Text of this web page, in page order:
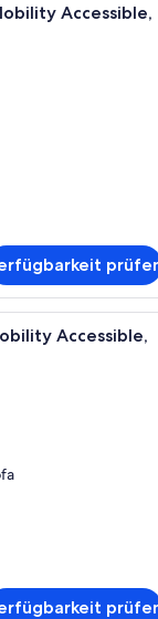
Accessible,
mit einem
Accessible,